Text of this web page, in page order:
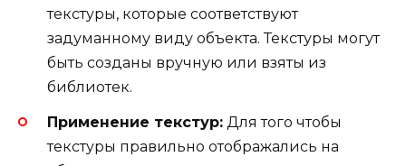
текстуры, которые соответствуют
задуманному виду объекта. Текстуры могут
быть созданы вручную или взяты из
библиотек.
Применение текстур: Для того чтобы
текстуры правильно отображались на